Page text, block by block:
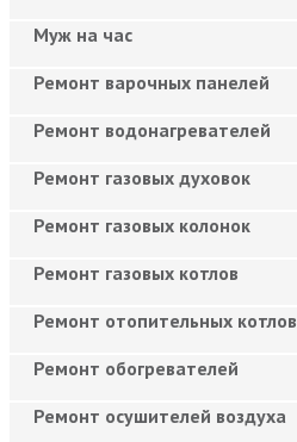
Муж на час
Ремонт варочных панелей
Ремонт водонагревателей
Ремонт газовых духовок
Ремонт газовых колонок
Ремонт газовых котлов
Ремонт отопительных котлов
Ремонт обогревателей
Ремонт осушителей воздуха